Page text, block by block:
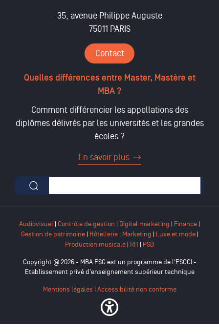
35, avenue Philippe Auguste
75011 PARIS
Contact
Quelles différences entre Master, Mastère et
MBA ?
Comment différencier les appellations des
diplômes délivrés par les universités et les grandes
écoles ?
En savoir plus
Formulaire de recherche
Audiovisuel | Contrôle de gestion | Digital marketing | Finance |
Gestion de patrimoine| Hôtellerie| Marketing | Luxe et mode|
Production musicale | RH | PSB
Copyright @ 2026 - MBA ESG est un programme de l'ESGCI -
Etablissement privé d'enseignement supérieur technique
Mentions légales | Accessibilité non conforme